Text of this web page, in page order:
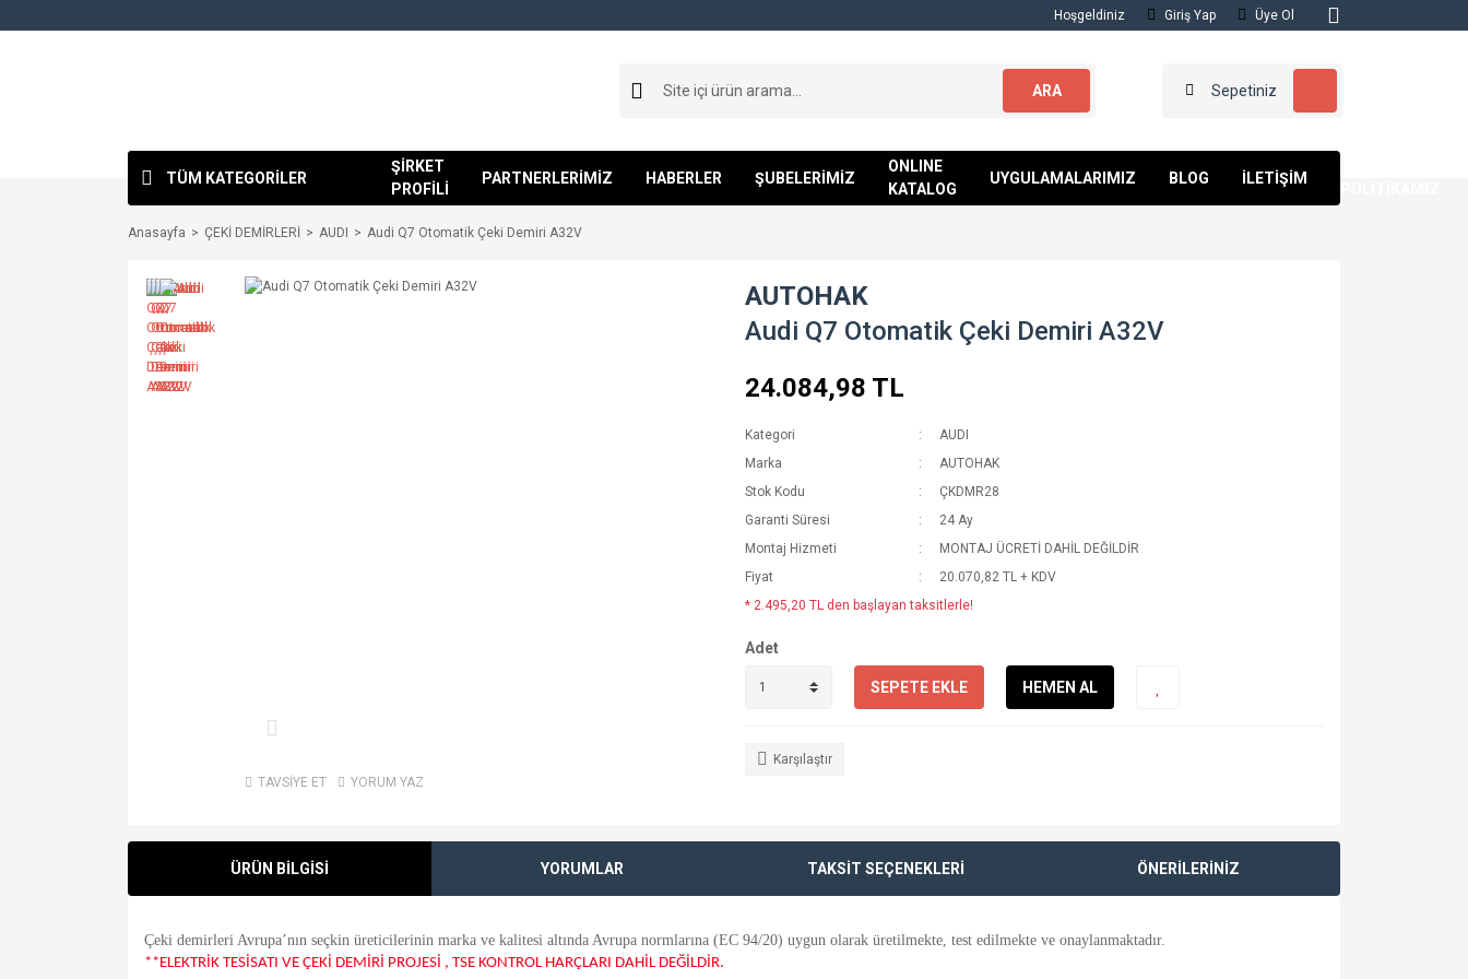
Hoşgeldiniz Giriş Yap Üye Ol
ARA Sepetiniz
TÜM KATEGORİLER
ŞİRKET
PROFİLİ
PARTNERLERİMİZ HABERLER ŞUBELERİMİZ
ONLINE
KATALOG
UYGULAMALARIMIZ BLOG İLETİŞİM
Anasayfa ÇEKİ DEMİRLERİ AUDI Audi Q7 Otomatik Çeki Demiri A32V
TAVSİYE ET YORUM YAZ
AUTOHAK
Audi Q7 Otomatik Çeki Demiri A32V
24.084,98 TL
Kategori
AUDI
Marka
AUTOHAK
Stok Kodu
ÇKDMR28
Garanti Süresi
24 Ay
Montaj Hizmeti
MONTAJ ÜCRETİ DAHİL DEĞİLDİR
Fiyat
20.070,82 TL + KDV
* 2.495,20 TL den başlayan taksitlerle!
Adet
SEPETE EKLE HEMEN AL
Karşılaştır
ÜRÜN BİLGİSİ YORUMLAR TAKSİT SEÇENEKLERİ ÖNERİLERİNİZ
Çeki demirleri Avrupa’nın seçkin üreticilerinin marka ve kalitesi altında Avrupa normlarına (EC 94/20) uygun olarak üretilmekte, test edilmekte ve onaylanmaktadır.
**ELEKTRİK TESİSATI VE ÇEKİ DEMİRİ PROJESİ , TSE KONTROL HARÇLARI DAHİL DEĞİLDİR.